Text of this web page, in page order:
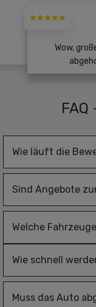
Wow,
Wie läuft die
Sind Angebote
Welche
Wie schnell
Muss das Auto